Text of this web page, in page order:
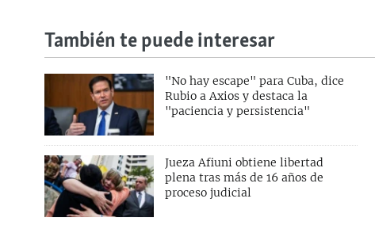
También te puede interesar
"No hay escape" para Cuba, dice
Rubio a Axios y destaca la
"paciencia y persistencia"
Jueza Afiuni obtiene libertad
plena tras más de 16 años de
proceso judicial